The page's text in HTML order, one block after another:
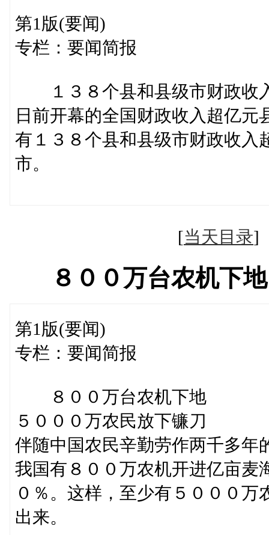
第1版(要闻)
专栏：要闻简报
１３８个县和县级市财政收
日前开幕的全国财政收入超亿
有１３８个县和县级市财政收入
市。
[当天目录
８００万台农机下
第1版(要闻)
专栏：要闻简报
８００万台农机下地
５０００万农民放下镰刀
伴随中国农民辛勤劳作两千多年
我国有８００万农机开进亿亩麦
０％。这样，至少有５０００
出来。